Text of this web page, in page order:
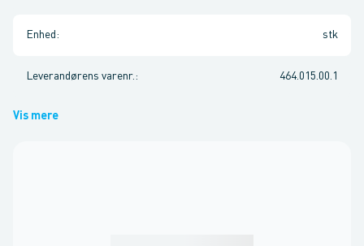
Enhed : stk
Leverandørens varenr. : 464.015.00.1
Vis mere